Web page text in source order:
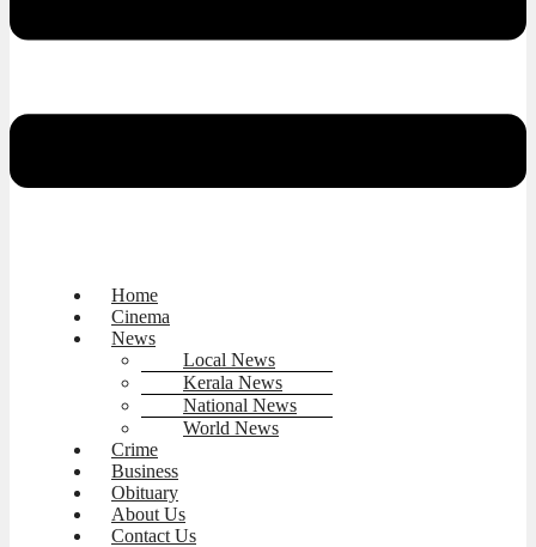
Home
Cinema
News
Local News
Kerala News
National News
World News
Crime
Business
Obituary
About Us
Contact Us